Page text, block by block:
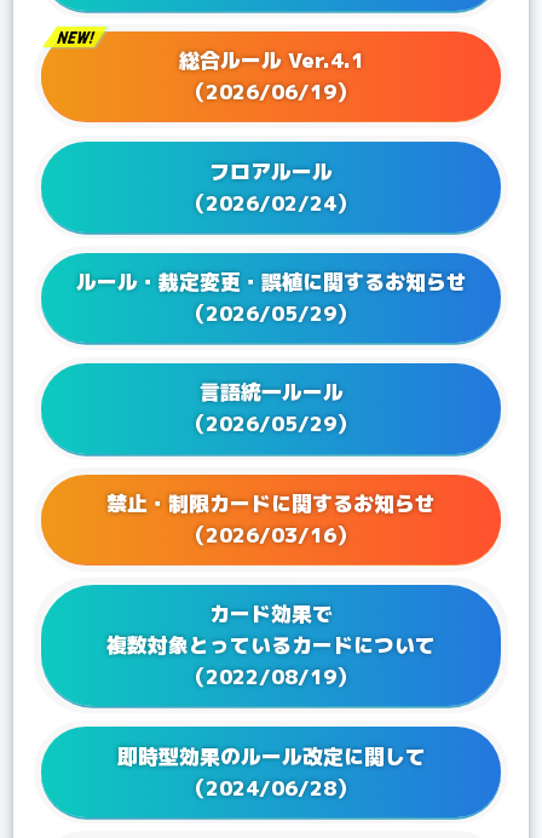
2025/04/04 Q&Aを更新！
Q&Aを更新！
Q&Aを更新！
2025/01/24 Q&Aを更新！
Q&Aを更新！
Q&Aを更新！
2024/08/01 Q&Aを更新！
Q&Aを更新！
Q&Aを更新！
Q&Aを更新！
2024/02/16 Q&Aを更新！
2023/12/15 Q&Aを更新！
Q&Aを更新！
2023/11/17 Q&Aを更新！
2023/09/28 Q&Aを更新！
Q&Aを更新！
2023/07/28 Q&Aを更新！
Q&Aを更新！
2023/04/21
総合ルール Ver.4.1
（2026/06/19）
フロアルール
（2026/02/24）
ルール・裁定変更・誤植に関するお知らせ
（2026/05/29）
言語統一ルール
（2026/05/29）
禁止・制限カードに関するお知らせ
（2026/03/16）
カード効果で
複数対象とっているカードについて
（2022/08/19）
即時型効果のルール改定に関して
（2024/06/28）